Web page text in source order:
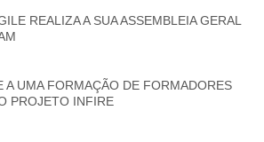
REALIZA A SUA ASSEMBLEIA GERAL
A UMA FORMAÇÃO DE FORMADORES
PROJETO INFIRE